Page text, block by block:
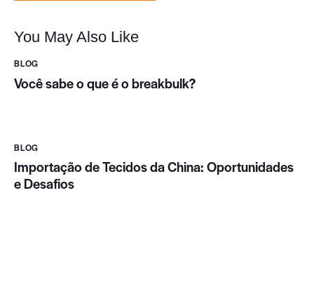
You May Also Like
BLOG
Você sabe o que é o breakbulk?
BLOG
Importação de Tecidos da China: Oportunidades
e Desafios